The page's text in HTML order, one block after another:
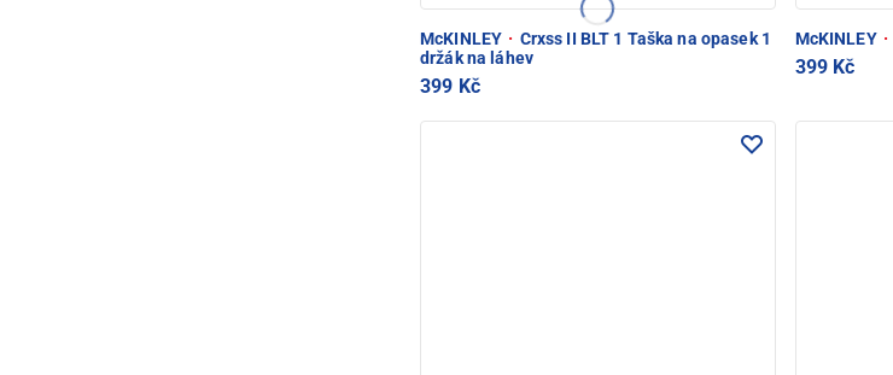
McKINLEY · Crxss II BLT 1 Taška na opasek 1
držák na láhev
399 Kč
McKINLEY ·
399 Kč